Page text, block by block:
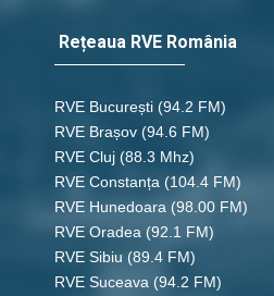
Rețeaua RVE România
RVE București (94.2 FM)
RVE Brașov (94.6 FM)
RVE Cluj (88.3 Mhz)
RVE Constanța (104.4 FM)
RVE Hunedoara (98.00 FM)
RVE Oradea (92.1 FM)
RVE Sibiu (89.4 FM)
RVE Suceava (94.2 FM)